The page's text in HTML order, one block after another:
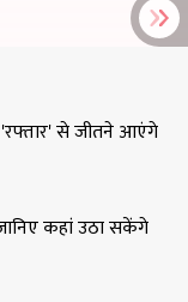
'रफ्तार' से जीतने आएंगे
कहां उठा सकेंगे